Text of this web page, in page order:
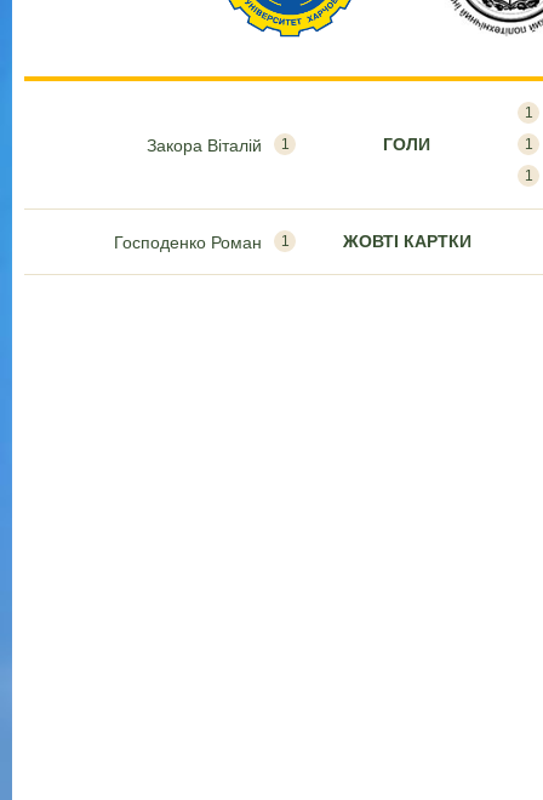
1
Закора Віталій ГОЛИ
1
1
1
1
Господенко Роман ЖОВТІ КАРТКИ